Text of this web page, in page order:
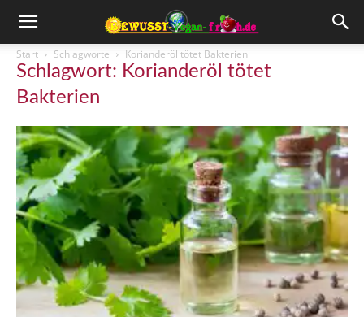
Start Schlagworte Korianderöl tötet Bakterien
Schlagwort: Korianderöl tötet
Bakterien